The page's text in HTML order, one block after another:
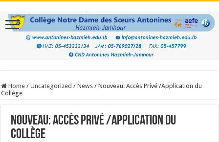
Home / Uncategorized / News / Nouveau: Accès Privé /Application du
Collège
Nouveau: Accès Privé /Application du
Collège